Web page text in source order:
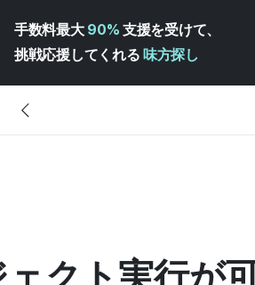
手数料最大 90% 支援を受けて、
挑戦応援してくれる 味方探し
クト実行が